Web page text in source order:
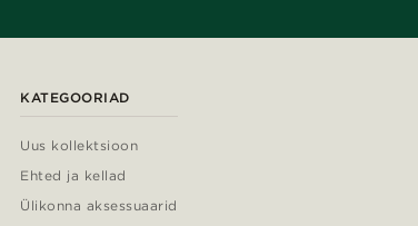
KATEGOORIAD
Uus kollektsioon
Ehted ja kellad
Ülikonna aksessuaarid